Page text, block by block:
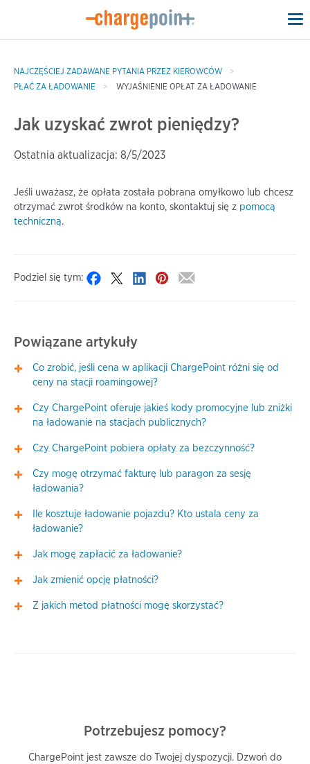
NAJCZĘŚCIEJ ZADAWANE PYTANIA PRZEZ KIEROWCÓW
PŁAĆ ZA ŁADOWANIE
WYJAŚNIENIE OPŁAT ZA ŁADOWANIE
Jak uzyskać zwrot pieniędzy?
Ostatnia aktualizacja: 8/5/2023
Jeśli uważasz, że opłata została pobrana omyłkowo lub chcesz
otrzymać zwrot środków na konto, skontaktuj się z pomocą
techniczną.
Podziel się tym:
Powiązane artykuły
Co zrobić, jeśli cena w aplikacji ChargePoint różni się od
ceny na stacji roamingowej?
Czy ChargePoint oferuje jakieś kody promocyjne lub zniżki
na ładowanie na stacjach publicznych?
Czy ChargePoint pobiera opłaty za bezczynność?
Czy mogę otrzymać fakturę lub paragon za sesję
ładowania?
Ile kosztuje ładowanie pojazdu? Kto ustala ceny za
ładowanie?
Jak mogę zapłacić za ładowanie?
Jak zmienić opcję płatności?
Z jakich metod płatności mogę skorzystać?
Potrzebujesz pomocy?
ChargePoint jest zawsze do Twojej dyspozycji. Dzwoń do